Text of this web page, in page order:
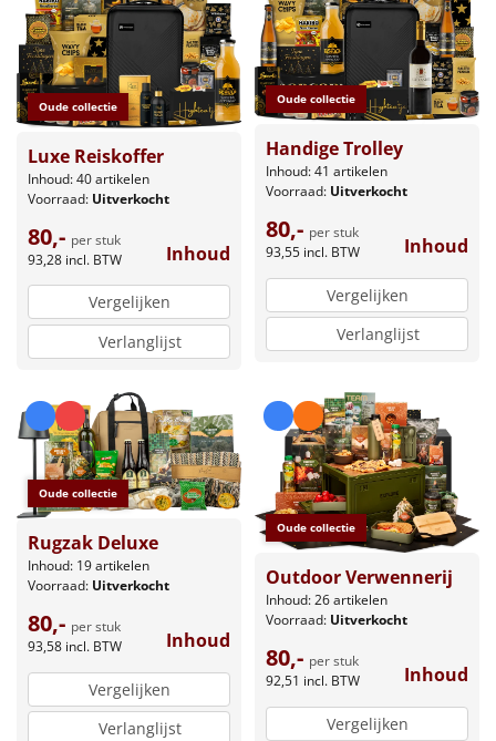
Oude collectie
Luxe Reiskoffer
Inhoud: 40 artikelen
Voorraad: Uitverkocht
80,- per stuk
93,28 incl. BTW Inhoud
Vergelijken
Verlanglijst
Oude collectie
Handige Trolley
Inhoud: 41 artikelen
Voorraad: Uitverkocht
80,- per stuk
93,55 incl. BTW Inhoud
Vergelijken
Verlanglijst
Oude collectie
Rugzak Deluxe
Inhoud: 19 artikelen
Voorraad: Uitverkocht
80,- per stuk
93,58 incl. BTW Inhoud
Vergelijken
Verlanglijst
Oude collectie
Outdoor Verwennerij
Inhoud: 26 artikelen
Voorraad: Uitverkocht
80,- per stuk
92,51 incl. BTW Inhoud
Vergelijken